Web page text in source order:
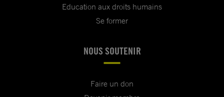
Education aux droits humains
Se former
NOUS SOUTENIR
Faire un don